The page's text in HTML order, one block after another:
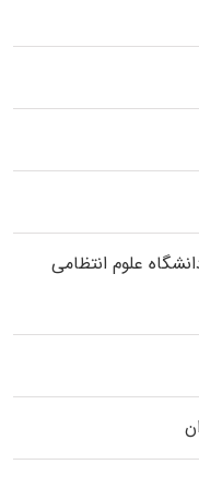
ﻋﻠﻮم انتظامی